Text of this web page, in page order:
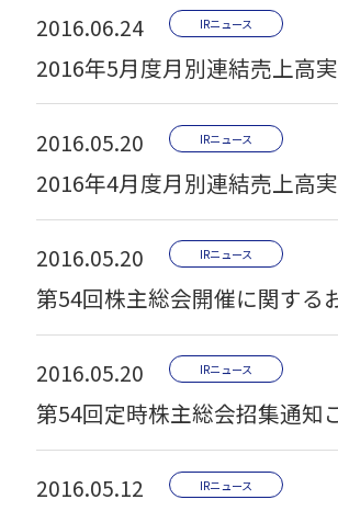
2016.06.24 IRニュース
2016年5月度月別連結売上高
2016.05.20 IRニュース
2016年4月度月別連結売上高
2016.05.20 IRニュース
第54回株主総会開催に関する
2016.05.20 IRニュース
第54回定時株主総会招集通知
2016.05.12 IRニュース